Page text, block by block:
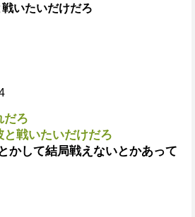
いたいだけだろ
だろ
戦いたいだけだろ
かして結局戦えないとかあって